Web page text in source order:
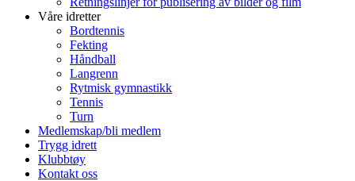
Våre idretter
Bordtennis
Fekting
Håndball
Langrenn
Rytmisk gymnastikk
Tennis
Turn
Medlemskap/bli medlem
Trygg idrett
Klubbtøy
Kontakt oss